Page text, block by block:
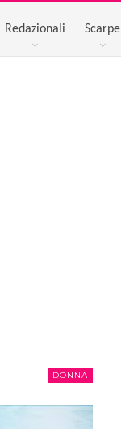
Redazionali Scarpe
DONNA